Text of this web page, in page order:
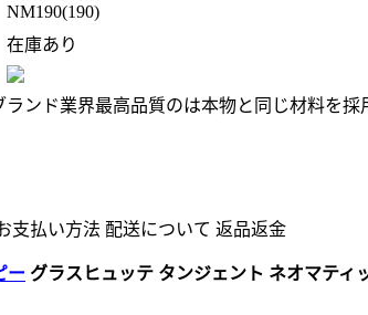
NM190(190)
在庫あり
ンド業界最高品質のは本物と同じ材料を採
支払い方法 配送について 返品返金
ー グラスヒュッテ タンジェント ネオマティ